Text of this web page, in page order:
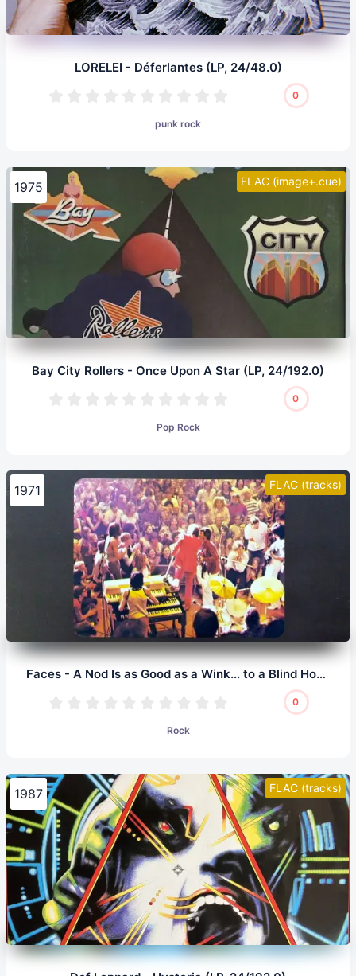
LORELEI - Déferlantes (LP, 24/48.0)
0
punk rock
FLAC (image+.cue)
1975
Bay City Rollers - Once Upon A Star (LP, 24/192.0)
0
Pop Rock
FLAC (tracks)
1971
Faces - A Nod Is as Good as a Wink... to a Blind Horse (LP, 24/96.0)
0
Rock
FLAC (tracks)
1987